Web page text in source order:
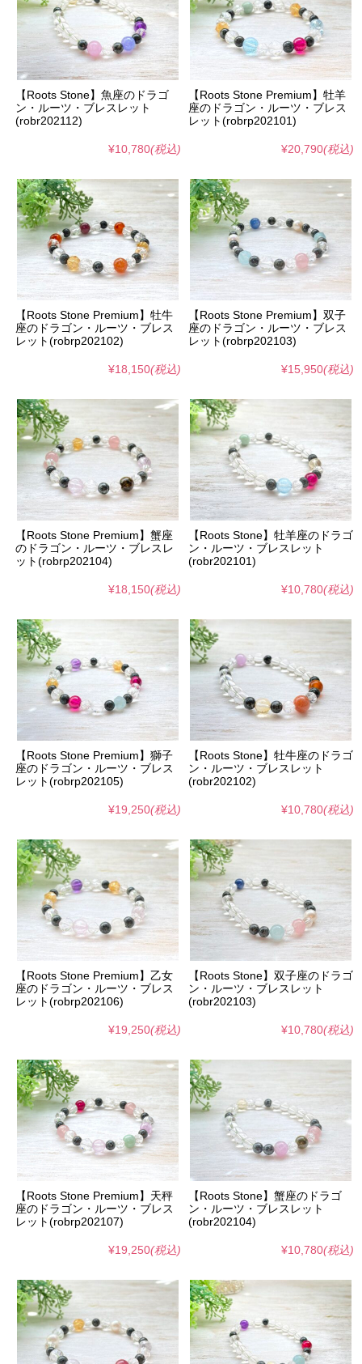
【Roots Stone】魚座のドラゴ
ン・ルーツ・ブレスレット
(robr202112)
¥10,780(税込)
【Roots Stone Premium】牡羊
座のドラゴン・ルーツ・ブレス
レット(robrp202101)
¥20,790(税込)
【Roots Stone Premium】牡牛
座のドラゴン・ルーツ・ブレス
レット(robrp202102)
¥18,150(税込)
【Roots Stone Premium】双子
座のドラゴン・ルーツ・ブレス
レット(robrp202103)
¥15,950(税込)
【Roots Stone Premium】蟹座
のドラゴン・ルーツ・ブレスレ
ット(robrp202104)
¥18,150(税込)
【Roots Stone】牡羊座のドラゴ
ン・ルーツ・ブレスレット
(robr202101)
¥10,780(税込)
【Roots Stone Premium】獅子
座のドラゴン・ルーツ・ブレス
レット(robrp202105)
¥19,250(税込)
【Roots Stone】牡牛座のドラゴ
ン・ルーツ・ブレスレット
(robr202102)
¥10,780(税込)
【Roots Stone Premium】乙女
座のドラゴン・ルーツ・ブレス
レット(robrp202106)
¥19,250(税込)
【Roots Stone】双子座のドラゴ
ン・ルーツ・ブレスレット
(robr202103)
¥10,780(税込)
【Roots Stone Premium】天秤
座のドラゴン・ルーツ・ブレス
レット(robrp202107)
¥19,250(税込)
【Roots Stone】蟹座のドラゴ
ン・ルーツ・ブレスレット
(robr202104)
¥10,780(税込)